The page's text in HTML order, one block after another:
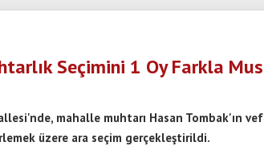
Seçimini 1 Oy Farkla
mahalle muhtarı Hasan Tombak'ın
üzere ara seçim gerçekleştirildi.